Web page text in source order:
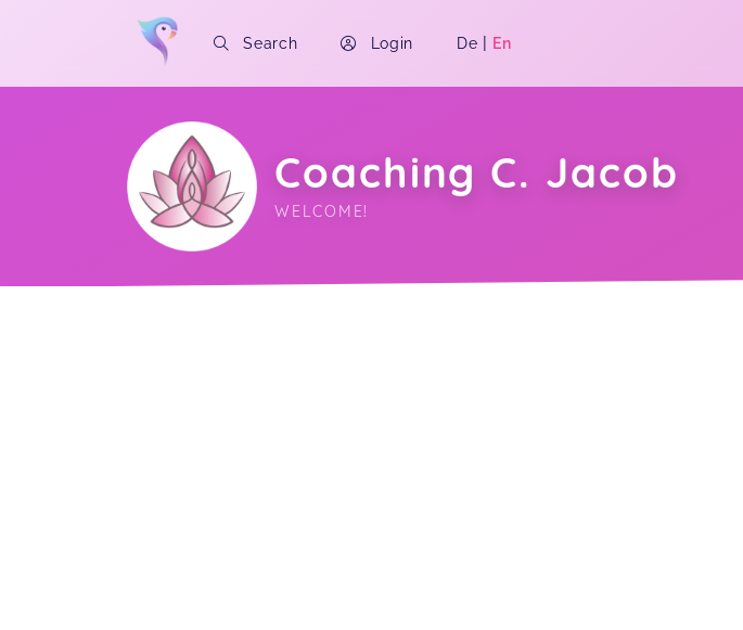
Search Login De | En
Coaching C. Jacob
WELCOME!